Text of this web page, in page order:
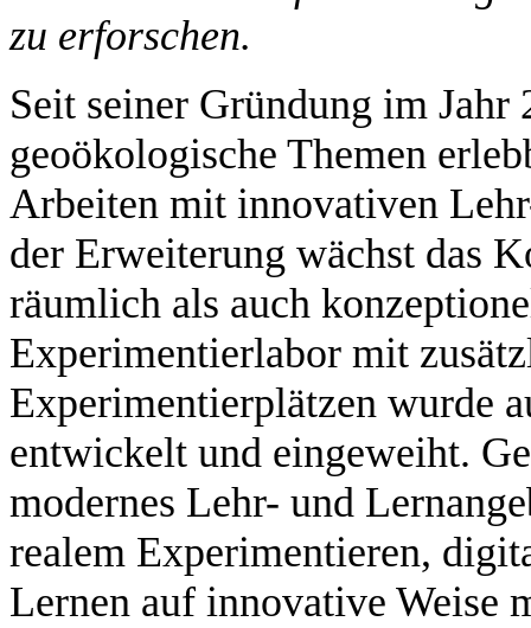
zu erforschen.
Seit seiner Gründung im
geoökologische Themen
Arbeiten mit innovativen
der Erweiterung wächst das
räumlich als auch
Experimentierlabor mit
Experimentierplätzen wurde
entwickelt und eingeweiht.
modernes Lehr- und
realem Experimentieren,
Lernen auf innovative Weise